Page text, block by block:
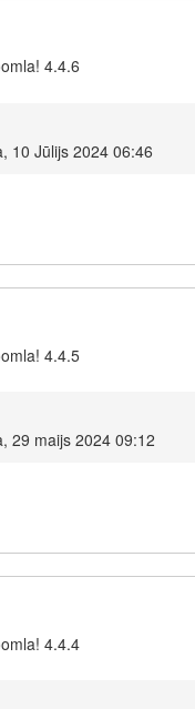
4.4.6
10 Jūlijs 2024 06:46
4.4.5
29 maijs 2024 09:12
4.4.4